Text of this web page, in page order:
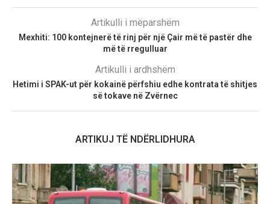
Artikulli i mëparshëm
Mexhiti: 100 kontejnerë të rinj për një Çair më të pastër dhe
më të rregulluar
Artikulli i ardhshëm
Hetimi i SPAK-ut për kokainë përfshiu edhe kontrata të shitjes
së tokave në Zvërnec
ARTIKUJ TË NDËRLIDHURA